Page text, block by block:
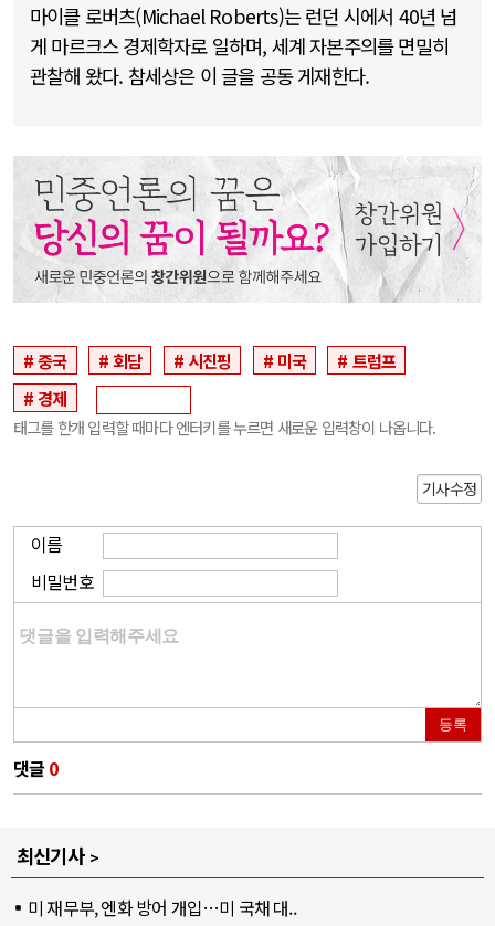
마이클 로버츠(Michael Roberts)는 런던 시에서 40년 넘
게 마르크스 경제학자로 일하며, 세계 자본주의를 면밀히
관찰해 왔다. 참세상은 이 글을 공동 게재한다.
중국 회담 시진핑 미국
트럼프
경제
태그를 한개 입력할 때마다 엔터키를 누르면 새로운 입력창이 나옵니다.
기사수정
이름
비밀번호
등록
댓글 0
최신기사
미 재무부, 엔화 방어 개입…미 국채 대..